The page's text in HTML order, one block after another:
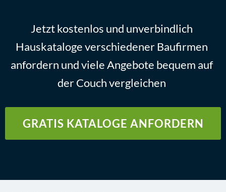
Jetzt kostenlos und unverbindlich
Hauskataloge verschiedener Baufirmen
anfordern und viele Angebote bequem auf
der Couch vergleichen
GRATIS KATALOGE ANFORDERN